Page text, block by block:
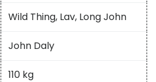
Wild Thing, Lav, Long John
John Daly
110 kg